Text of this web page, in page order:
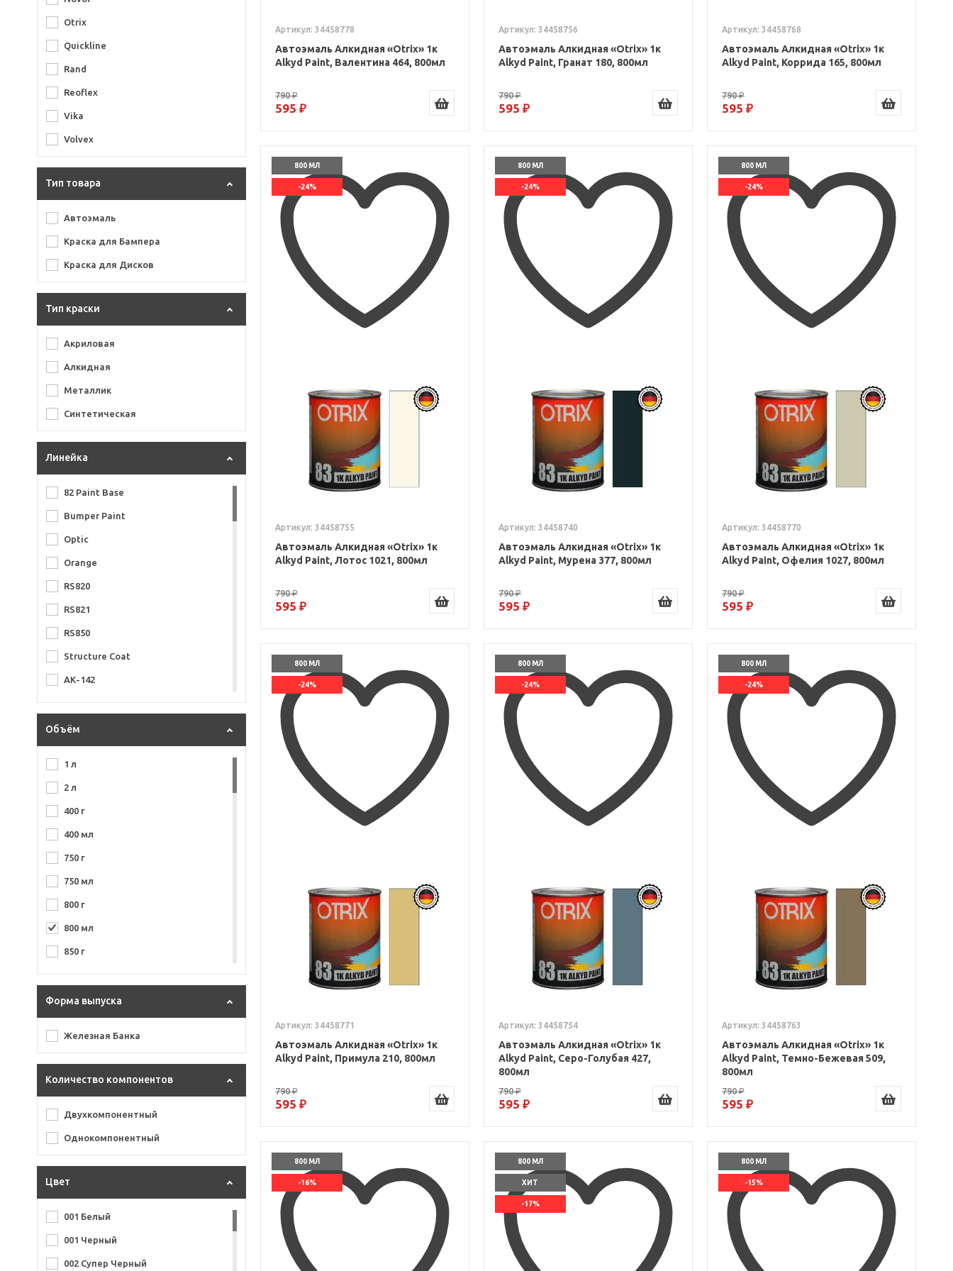
Otrix
Quickline
Rand
Reoflex
Vika
Volvex
Тип товара
Автоэмаль
Краска для Бампера
Краска для Дисков
Тип краски
Акриловая
Алкидная
Металлик
Синтетическая
Линейка
82 Paint Base
Bumper Paint
Optic
Orange
RS820
RS821
RS850
Structure Coat
АК-142
АК-1301
Базисная
Объём
1 л
2 л
400 г
400 мл
750 г
750 мл
800 г
800 мл
850 г
900 г
Форма выпуска
Железная Банка
Количество компонентов
Двухкомпонентный
Однокомпонентный
Цвет
001 Белый
001 Черный
002 Супер Черный
Артикул: 34458778
Автоэмаль Алкидная «Otrix» 1к
Alkyd Paint, Валентина 464, 800мл
790 ₽
595 ₽
Артикул: 34458756
Автоэмаль Алкидная «Otrix» 1к
Alkyd Paint, Гранат 180, 800мл
790 ₽
595 ₽
Артикул: 34458768
Автоэмаль Алкидная «Otrix» 1к
Alkyd Paint, Коррида 165, 800мл
790 ₽
595 ₽
800 МЛ
-24%
Артикул: 34458755
Автоэмаль Алкидная «Otrix» 1к
Alkyd Paint, Лотос 1021, 800мл
790 ₽
595 ₽
800 МЛ
-24%
Артикул: 34458740
Автоэмаль Алкидная «Otrix» 1к
Alkyd Paint, Мурена 377, 800мл
790 ₽
595 ₽
800 МЛ
-24%
Артикул: 34458770
Автоэмаль Алкидная «Otrix» 1к
Alkyd Paint, Офелия 1027, 800мл
790 ₽
595 ₽
800 МЛ
-24%
Артикул: 34458771
Автоэмаль Алкидная «Otrix» 1к
Alkyd Paint, Примула 210, 800мл
790 ₽
595 ₽
800 МЛ
-24%
Артикул: 34458754
Автоэмаль Алкидная «Otrix» 1к
Alkyd Paint, Серо-Голубая 427,
800мл
790 ₽
595 ₽
800 МЛ
-24%
Артикул: 34458763
Автоэмаль Алкидная «Otrix» 1к
Alkyd Paint, Темно-Бежевая 509,
800мл
790 ₽
595 ₽
800 МЛ
-16%
800 МЛ
ХИТ
-17%
800 МЛ
-15%